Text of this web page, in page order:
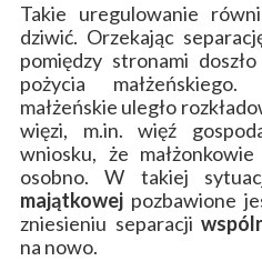
Takie uregulowanie
dziwić. Orzekając
pomiędzy stronami
pożycia
małżeńskie uległo
więzi, m.in. więź
wniosku, że małżonkowie
osobno. W takiej
majątkowej pozbawione
zniesieniu separacji
na nowo.